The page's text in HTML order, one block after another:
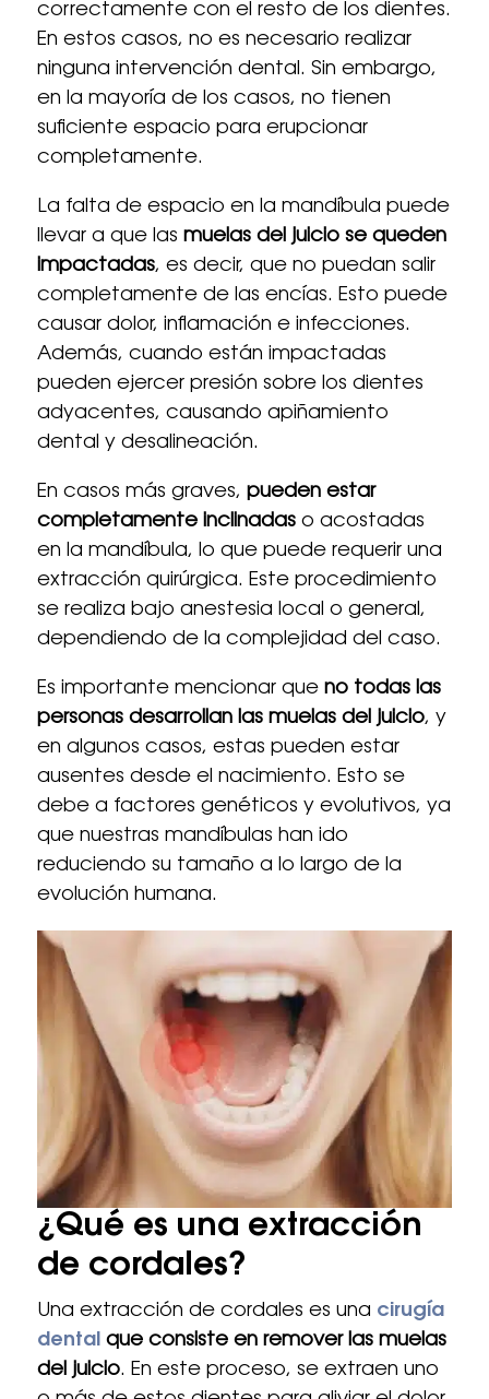
correctamente con el resto de los dientes.
En estos casos, no es necesario realizar
ninguna intervención dental. Sin embargo,
en la mayoría de los casos, no tienen
suficiente espacio para erupcionar
completamente.
La falta de espacio en la mandíbula puede
llevar a que las muelas del juicio se queden
impactadas, es decir, que no puedan salir
completamente de las encías. Esto puede
causar dolor, inflamación e infecciones.
Además, cuando están impactadas
pueden ejercer presión sobre los dientes
adyacentes, causando apiñamiento
dental y desalineación.
En casos más graves, pueden estar
completamente inclinadaso acostadas
en la mandíbula, lo que puede requerir una
extracción quirúrgica. Este procedimiento
se realiza bajo anestesia local o general,
dependiendo de la complejidad del caso.
Es importante mencionar que no todas las
personas desarrollan las muelas del juicio, y
en algunos casos, estas pueden estar
ausentes desde el nacimiento. Esto se
debe a factores genéticos y evolutivos, ya
que nuestras mandíbulas han ido
reduciendo su tamaño a lo largo de la
evolución humana.
¿Qué es una extracción
de cordales?
Una extracción de cordales es una cirugía
dentalque consiste en remover las muelas
del juicio. En este proceso, se extraen uno